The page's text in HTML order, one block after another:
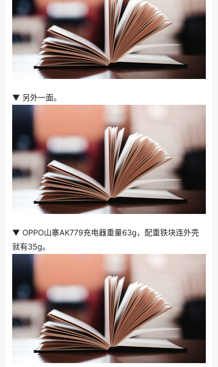
▼ 另外一面。
▼ OPPO山寨AK779充电器重量63g，配重铁块连外壳
就有35g。